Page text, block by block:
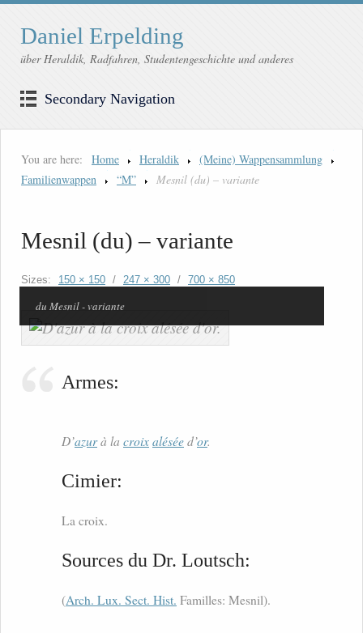
Daniel Erpelding
über Heraldik, Radfahren, Studentengeschichte und anderes
Secondary Navigation
You are here: Home Heraldik
(Meine) Wappensammlung
Familienwappen
“M” Mesnil (du) – variante
Mesnil (du) – variante
Sizes: 150 × 150 / 247 × 300 / 700 × 850
du Mesnil - variante
Armes:
D’azurà la croixaléséed’or.
Cimier:
La croix.
Sources du Dr. Loutsch:
(Arch. Lux. Sect. Hist. Familles: Mesnil).